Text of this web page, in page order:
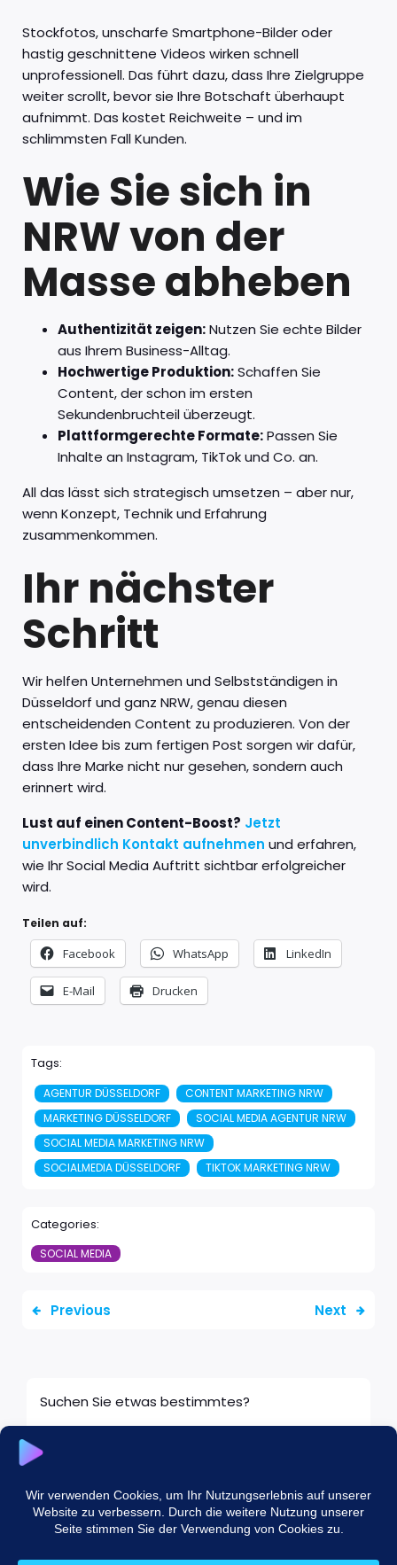
Suchen Sie etwas bestimmtes?
Stockfotos, unscharfe Smartphone-Bilder oder
hastig geschnittene Videos wirken schnell
unprofessionell. Das führt dazu, dass Ihre Zielgruppe
weiter scrollt, bevor sie Ihre Botschaft überhaupt
aufnimmt. Das kostet Reichweite – und im
schlimmsten Fall Kunden.
Wie Sie sich in
NRW von der
Masse abheben
Authentizität zeigen:Nutzen Sie echte Bilder
aus Ihrem Business-Alltag.
Hochwertige Produktion:Schaffen Sie
Content, der schon im ersten
Sekundenbruchteil überzeugt.
Plattformgerechte Formate:Passen Sie
Inhalte an Instagram, TikTok und Co. an.
All das lässt sich strategisch umsetzen – aber nur,
wenn Konzept, Technik und Erfahrung
zusammenkommen.
Ihr nächster
Schritt
Wir helfen Unternehmen und Selbstständigen in
Düsseldorf und ganz NRW, genau diesen
entscheidenden Content zu produzieren. Von der
ersten Idee bis zum fertigen Post sorgen wir dafür,
dass Ihre Marke nicht nur gesehen, sondern auch
erinnert wird.
Lust auf einen Content-Boost? Jetzt
unverbindlich Kontakt aufnehmen und erfahren,
wie Ihr Social Media Auftritt sichtbar erfolgreicher
wird.
Teilen auf:
Facebook WhatsApp LinkedIn
E-Mail Drucken
Tags:
AGENTUR DÜSSELDORF
CONTENT MARKETING NRW
MARKETING DÜSSELDORF
SOCIAL MEDIA AGENTUR NRW
SOCIAL MEDIA MARKETING NRW
SOCIALMEDIA DÜSSELDORF
TIKTOK MARKETING NRW
Categories:
SOCIAL MEDIA
Previous Next